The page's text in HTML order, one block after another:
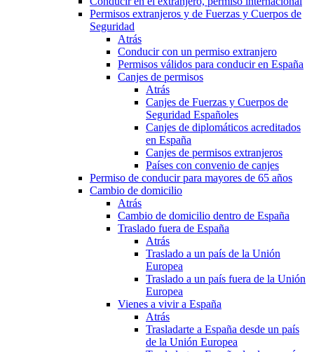
Permisos extranjeros y de Fuerzas y Cuerpos de
Seguridad
Atrás
Conducir con un permiso extranjero
Permisos válidos para conducir en España
Canjes de permisos
Atrás
Canjes de Fuerzas y Cuerpos de
Seguridad Españoles
Canjes de diplomáticos acreditados
en España
Canjes de permisos extranjeros
Países con convenio de canjes
Permiso de conducir para mayores de 65 años
Cambio de domicilio
Atrás
Cambio de domicilio dentro de España
Traslado fuera de España
Atrás
Traslado a un país de la Unión
Europea
Traslado a un país fuera de la Unión
Europea
Vienes a vivir a España
Atrás
Trasladarte a España desde un país
de la Unión Europea